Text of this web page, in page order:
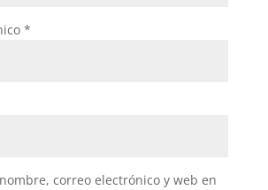
*
correo electrónico y web en